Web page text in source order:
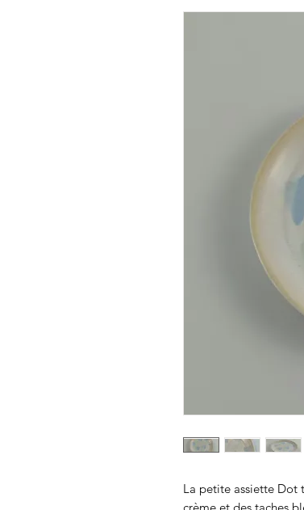
La petite assiette Dot